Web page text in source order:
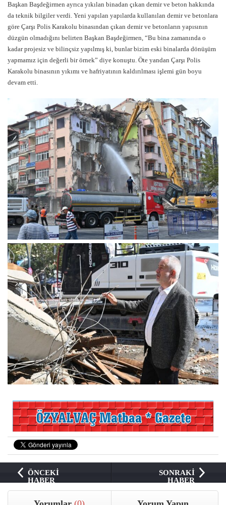
Başkan Başdeğirmen ayrıca yıkılan binadan çıkan demir ve beton hakkında
da teknik bilgiler verdi. Yeni yapılan yapılarda kullanılan demir ve betonlara
göre Çarşı Polis Karakolu binasından çıkan demir ve betonların yapısının
düzgün olmadığını belirten Başkan Başdeğirmen, “Bu bina zamanında o
kadar projesiz ve bilinçsiz yapılmış ki, bunlar bizim eski binalarda dönüşüm
yapmamız için değerli bir örnek” diye konuştu. Öte yandan Çarşı Polis
Karakolu binasının yıkımı ve hafriyatının kaldırılması işlemi gün boyu
devam etti.
ÖNCEKİ
HABER
SONRAKİ
HABER